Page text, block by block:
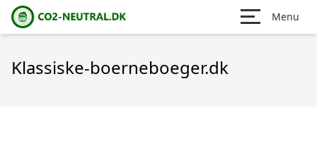
Menu
Klassiske-boerneboeger.dk